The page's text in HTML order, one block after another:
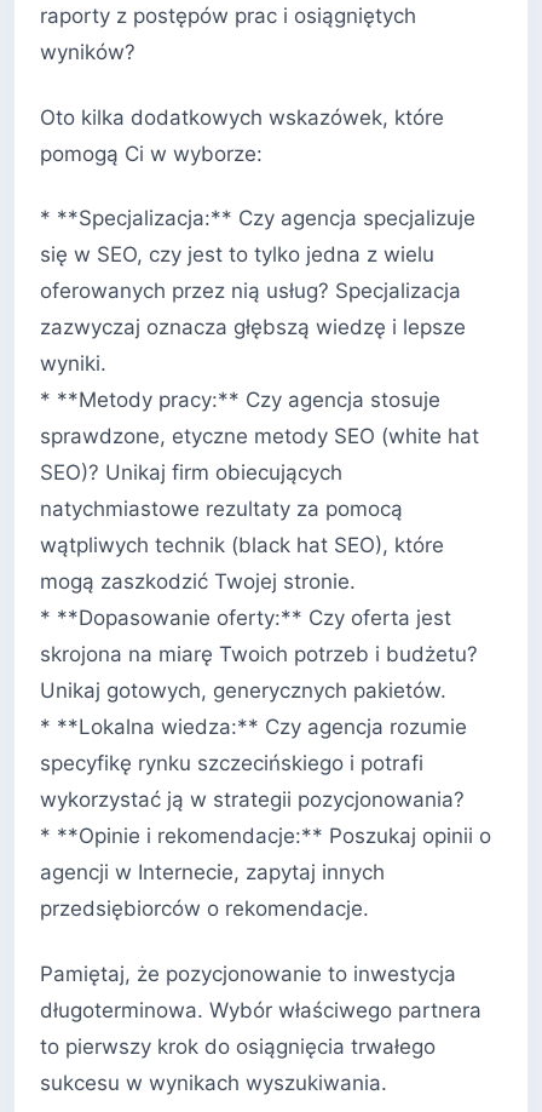
raporty z postępów prac i osiągniętych
wyników?
Oto kilka dodatkowych wskazówek, które
pomogą Ci w wyborze:
* **Specjalizacja:** Czy agencja specjalizuje
się w SEO, czy jest to tylko jedna z wielu
oferowanych przez nią usług? Specjalizacja
zazwyczaj oznacza głębszą wiedzę i lepsze
wyniki.
* **Metody pracy:** Czy agencja stosuje
sprawdzone, etyczne metody SEO (white hat
SEO)? Unikaj firm obiecujących
natychmiastowe rezultaty za pomocą
wątpliwych technik (black hat SEO), które
mogą zaszkodzić Twojej stronie.
* **Dopasowanie oferty:** Czy oferta jest
skrojona na miarę Twoich potrzeb i budżetu?
Unikaj gotowych, generycznych pakietów.
* **Lokalna wiedza:** Czy agencja rozumie
specyfikę rynku szczecińskiego i potrafi
wykorzystać ją w strategii pozycjonowania?
* **Opinie i rekomendacje:** Poszukaj opinii o
agencji w Internecie, zapytaj innych
przedsiębiorców o rekomendacje.
Pamiętaj, że pozycjonowanie to inwestycja
długoterminowa. Wybór właściwego partnera
to pierwszy krok do osiągnięcia trwałego
sukcesu w wynikach wyszukiwania.